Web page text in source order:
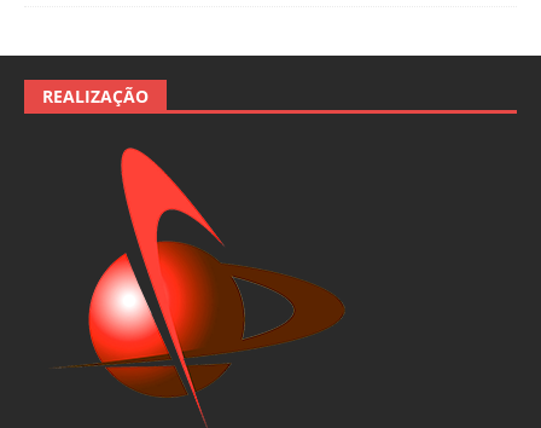
REALIZAÇÃO